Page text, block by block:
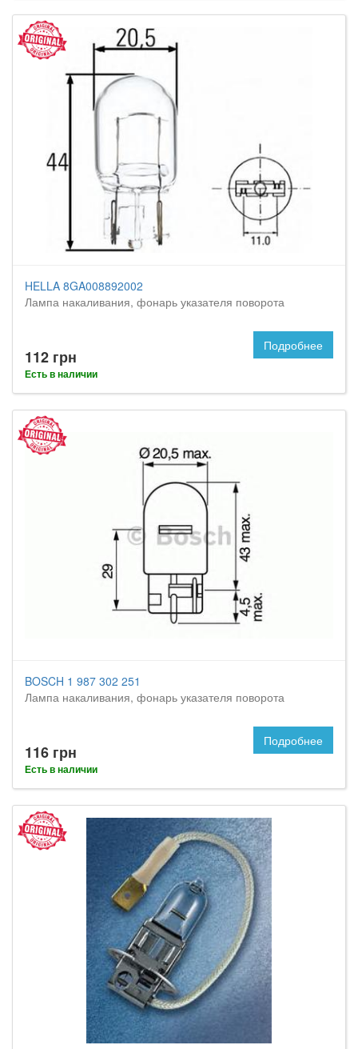
HELLA 8GA008892002
Лампа накаливания, фонарь указателя поворота
112 грн
Есть в наличии
Подробнее
BOSCH 1 987 302 251
Лампа накаливания, фонарь указателя поворота
116 грн
Есть в наличии
Подробнее